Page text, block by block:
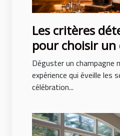
Les critères
pour choisir un
millésimé de
Déguster un champagne
expérience qui éveille les
célébration...